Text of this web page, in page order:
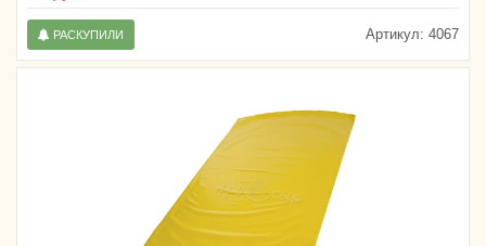
Артикул: 4067
РАСКУПИЛИ